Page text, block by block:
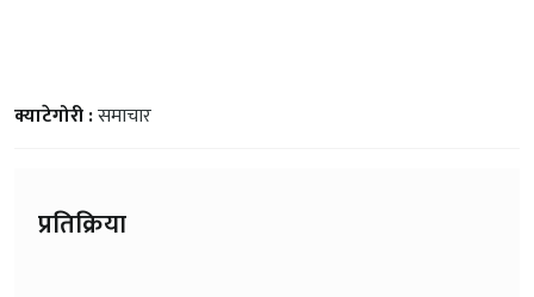
क्याटेगोरी :समाचार
प्रतिक्रिया